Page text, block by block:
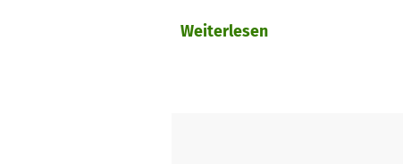
Familien und Freizeitsportler
Weiterlesen